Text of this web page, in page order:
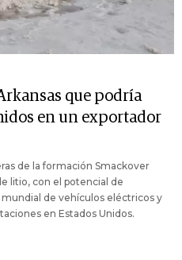
que podría
en un exportador
de la formación Smackover
litio, con el potencial de
de vehículos eléctricos y
en Estados Unidos.